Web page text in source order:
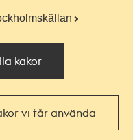
kakor
vi får använda